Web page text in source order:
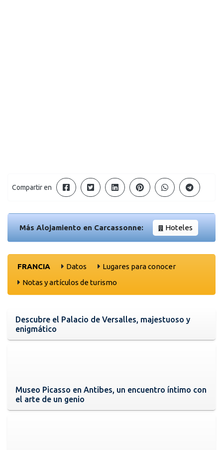
Compartir en
Más Alojamiento en Carcassonne: Hoteles
FRANCIA Datos
Lugares para conocer
Notas y artículos de turismo
Descubre el Palacio de Versalles, majestuoso y
enigmático
Museo Picasso en Antibes, un encuentro íntimo con
el arte de un genio